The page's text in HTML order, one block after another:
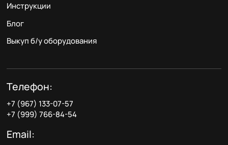
Инструкции
Блог
Выкуп б/у оборудования
Телефон:
+7 (967) 133-07-57
+7 (999) 766-84-54
Email: